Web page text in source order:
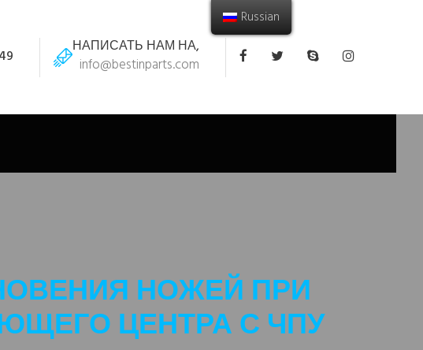
НАПИСАТЬ НАМ НА,
info@bestinparts.com
НОЖЕЙ ПРИ
ЦЕНТРА С ЧПУ
Russian